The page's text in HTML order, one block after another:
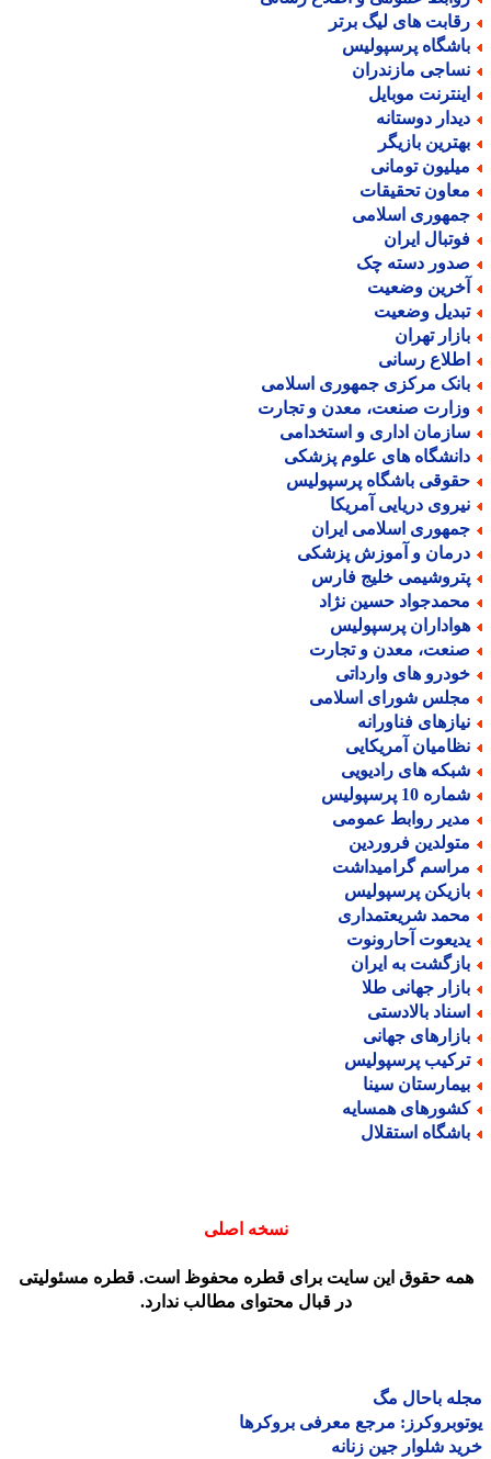
های لیگ برتر
پرسپولیس
مازندران
موبایل
دوستانه
بازیگر
تومانی
تحقیقات
اسلامی
ایران
دسته چک
وضعیت
وضعیت
تهران
رسانی
مرکزی جمهوری اسلامی
صنعت، معدن و تجارت
اداری و استخدامی
های علوم پزشکی
باشگاه پرسپولیس
دریایی آمریکا
اسلامی ایران
و آموزش پزشکی
خلیج فارس
حسین نژاد
پرسپولیس
معدن و تجارت
های وارداتی
شورای اسلامی
فناورانه
آمریکایی
های رادیویی
10 پرسپولیس
روابط عمومی
فروردین
گرامیداشت
پرسپولیس
شریعتمداری
آحارونوت
به ایران
جهانی طلا
بالادستی
جهانی
پرسپولیس
سینا
همسایه
استقلال
نسخه اصلی
حقوق این سایت برای قطره محفوظ است. قطره مسئولیتی
در قبال محتوای مطالب ندارد.
باحال مگ
مرجع معرفی بروکرها
شلوار جین زنانه